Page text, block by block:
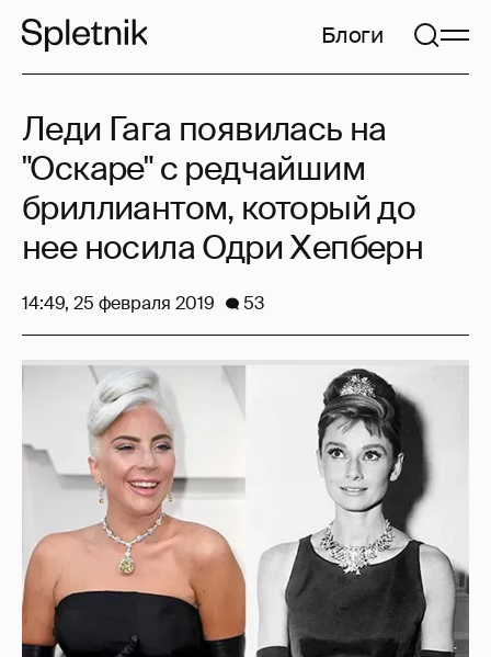
Блоги
Леди Гага появилась на
"Оскаре" с редчайшим
бриллиантом, который до
нее носила Одри Хепберн
14:49, 25 февраля 2019 53